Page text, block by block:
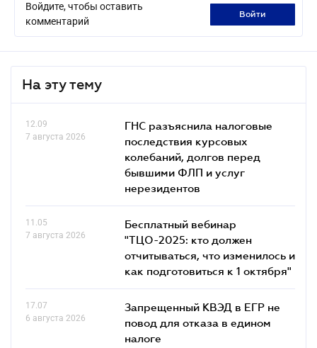
Войдите, чтобы оставить
комментарий
войти
На эту тему
12.09
7 августа 2026
ГНС разъяснила налоговые
последствия курсовых
колебаний, долгов перед
бывшими ФЛП и услуг
нерезидентов
11.05
7 августа 2026
Бесплатный вебинар
"ТЦО-2025: кто должен
отчитываться, что изменилось и
как подготовиться к 1 октября"
17.07
6 августа 2026
Запрещенный КВЭД в ЕГР не
повод для отказа в едином
налоге